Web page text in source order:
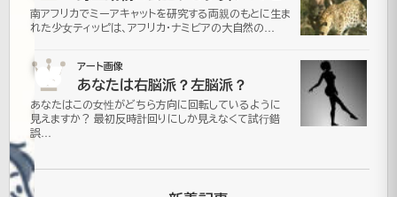
り
の
ハ
プ
ニ
南アフリカでミーアキャットを研究する両親のもとに生ま
れた少女ティッピは、アフリカ・ナミビアの大自然の…
05 アート画像
あなたは右脳派？左脳派？
あなたはこの女性がどちら方向に回転しているように
見えますか？ 最初反時計回りにしか見えなくて試行錯
誤…